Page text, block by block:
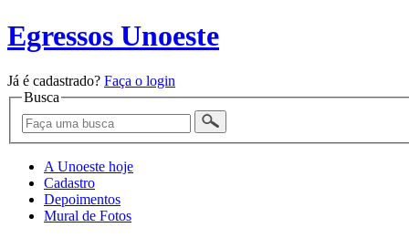
Egressos Unoeste
Já é cadastrado? Faça o login
Busca
A Unoeste hoje
Cadastro
Depoimentos
Mural de Fotos